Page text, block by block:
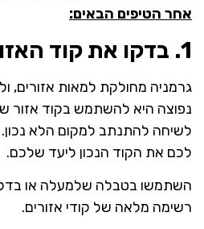
אחר הטיפים הבאים:
1. בדקו את קוד האזור מראש
גרמניה מחולקת למאות אזורים,
נפוצה היא להשתמש בקוד אזור
לשיחה להתנתב למקום הלא נכון.
לכם את הקוד הנכון ליעד שלכם.
השתמשו בטבלה שלמעלה או
רשימה מלאה של קודי אזורים.